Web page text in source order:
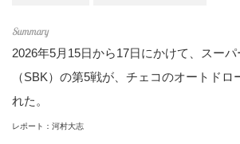
2026年5月15日から17日にかけて、スー
（SBK）の第5戦が、チェコのオートドロ
れた。
レポート：河村大志